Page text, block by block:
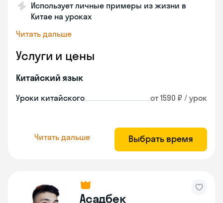
Использует личные примеры из жизни в
Китае на уроках
Читать дальше
Услуги и цены
Китайский язык
Уроки китайского от 1590 ₽ / урок
Читать дальше Выбрать время
Асадбек